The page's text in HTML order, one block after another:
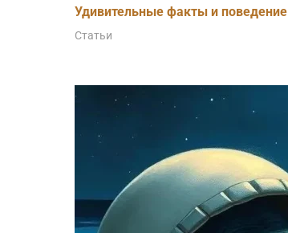
Удивительные факты и поведение
Статьи